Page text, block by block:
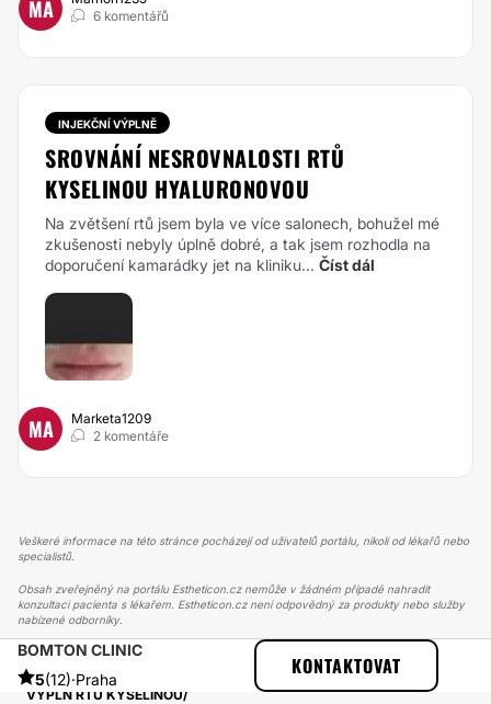
MA
6 komentářů
INJEKČNÍ VÝPLNĚ
SROVNÁNÍ NESROVNALOSTI RTŮ
KYSELINOU HYALURONOVOU
Na zvětšení rtů jsem byla ve více salonech, bohužel mé
zkušenosti nebyly úplně dobré, a tak jsem rozhodla na
doporučení kamarádky jet na kliniku... Číst dál
MA
Marketa1209
2 komentáře
Veškeré informace na této stránce pocházejí od uživatelů portálu, nikoli od lékařů nebo
specialistů.
Obsah zveřejněný na portálu Estheticon.cz nemůže v žádném případě nahradit
konzultaci pacienta s lékařem. Estheticon.cz není odpovědný za produkty nebo služby
nabízené odborníky.
BOMTON CLINIC
5(12)·Praha
KONTAKTOVAT
ESTHETICON
PŘÍBĚHY
PŘÍBĚHY TÝKAJÍCÍ SE ZÁKROKU KYSELINA HYALURONOVÁ
VÝPLŇ RTŮ KYSELINOU